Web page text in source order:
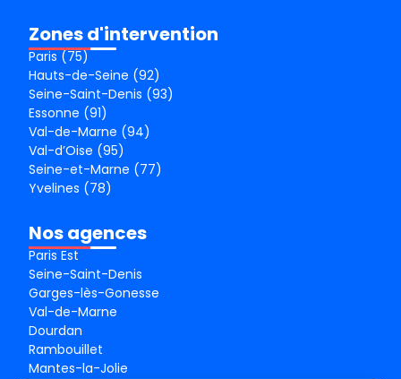
Zones d'intervention
Paris (75)
Hauts-de-Seine (92)
Seine-Saint-Denis (93)
Essonne (91)
Val-de-Marne (94)
Val-d’Oise (95)
Seine-et-Marne (77)
Yvelines (78)
Nos agences
Paris Est
Seine-Saint-Denis
Garges-lès-Gonesse
Val-de-Marne
Dourdan
Rambouillet
Mantes-la-Jolie